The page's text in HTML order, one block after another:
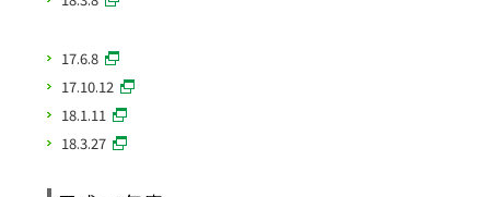
17.6.8
17.10.12
18.1.11
18.3.27